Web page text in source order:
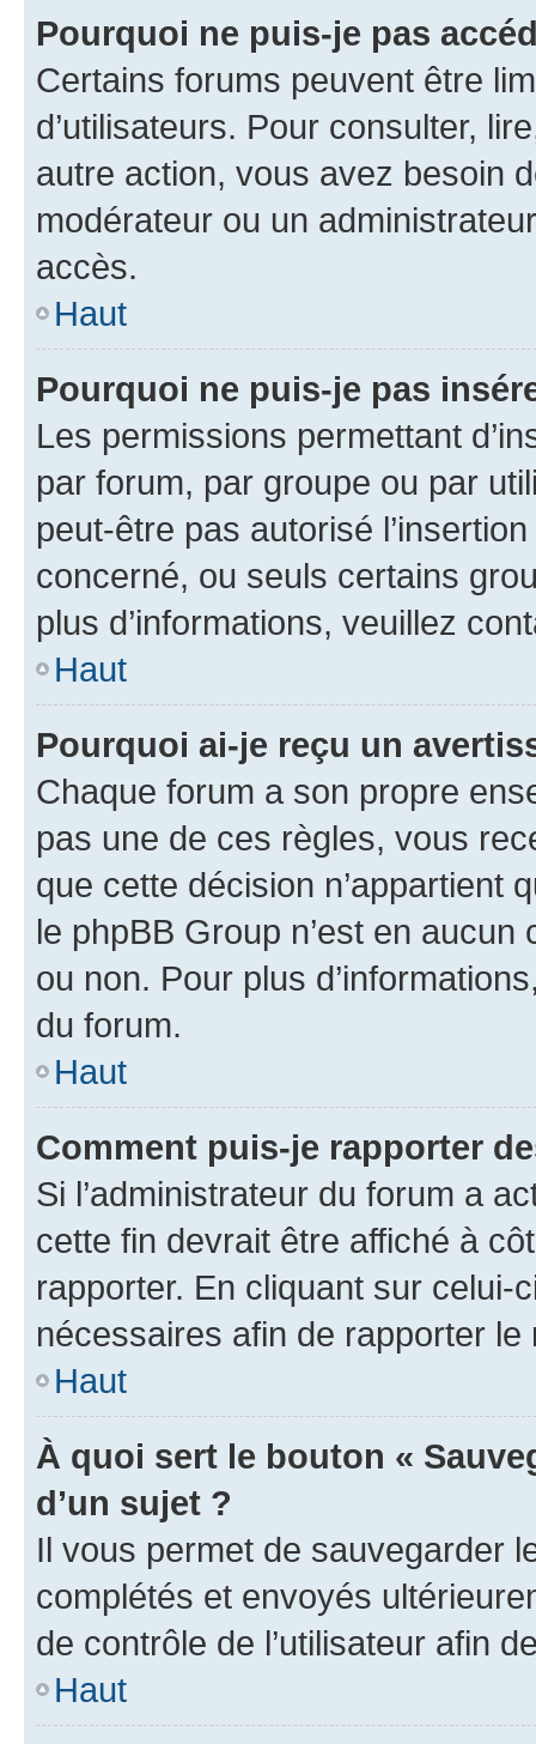
Pourquoi ne puis-je pas
Certains forums peuvent être
d’utilisateurs. Pour consulter,
autre action, vous avez besoin
modérateur ou un
accès.
Haut
Pourquoi ne puis-je pas
Les permissions permettant
par forum, par groupe ou par
peut-être pas autorisé
concerné, ou seuls certains
plus d’informations, veuillez
Haut
Pourquoi ai-je reçu un
Chaque forum a son propre
pas une de ces règles, vous
que cette décision n’appartient
le phpBB Group n’est en
ou non. Pour plus
du forum.
Haut
Comment puis-je rapporter
Si l’administrateur du forum a
cette fin devrait être affiché à
rapporter. En cliquant sur
nécessaires afin de rapporter le
Haut
À quoi sert le bouton «
d’un sujet ?
Il vous permet de sauvegarder
complétés et envoyés
de contrôle de l’utilisateur afin
Haut